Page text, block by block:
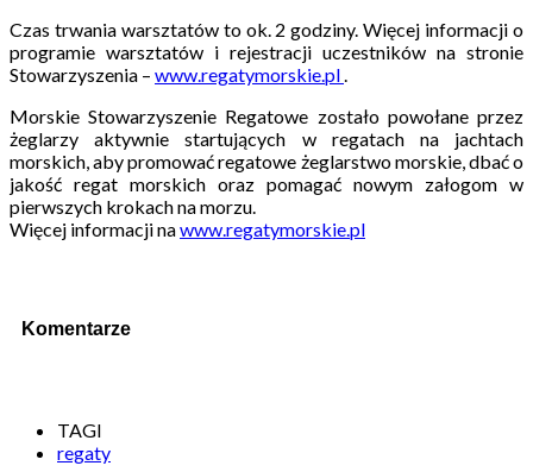
Czas trwania warsztatów to ok. 2 godziny. Więcej informacji o
programie warsztatów i rejestracji uczestników na stronie
Stowarzyszenia – www.regatymorskie.pl.
Morskie Stowarzyszenie Regatowe zostało powołane przez
żeglarzy aktywnie startujących w regatach na jachtach
morskich, aby promować regatowe żeglarstwo morskie, dbać o
jakość regat morskich oraz pomagać nowym załogom w
pierwszych krokach na morzu.
Więcej informacji nawww.regatymorskie.pl
Komentarze
TAGI
regaty